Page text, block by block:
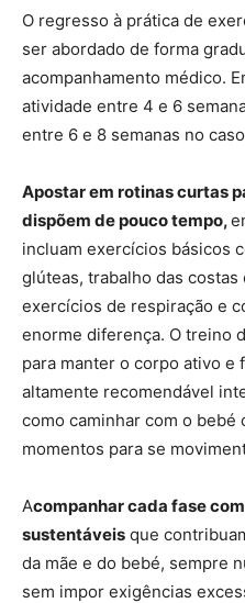
O regresso à prática de
ser abordado de forma
acompanhamento médico.
atividade entre 4 e 6
entre 6 e 8 semanas no
Apostar em rotinas curtas
dispõem de pouco tempo,
incluam exercícios básicos
glúteas, trabalho das costas
exercícios de respiração e
enorme diferença. O treino
para manter o corpo ativo e
altamente recomendável
como caminhar com o bebé
momentos para se
Acompanhar cada fase
sustentáveis que
da mãe e do bebé, sempre
sem impor exigências